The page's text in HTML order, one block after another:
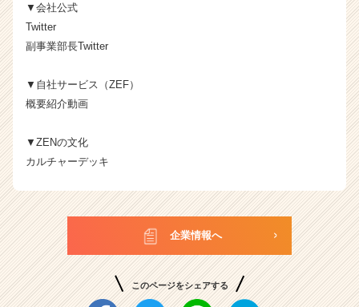
▼会社公式
Twitter
副事業部長Twitter
▼自社サービス（ZEF）
概要紹介動画
▼ZENの文化
カルチャーデッキ
企業情報へ
このページをシェアする